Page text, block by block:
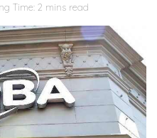
Time: 2 mins read